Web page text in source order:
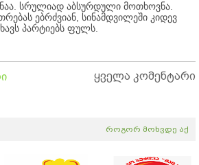
სრულიად აბსურდული მოთხოვნა.
ებრძვიან, სინამდვილეში კიდევ
პარტიებს ფულს.
ყველა კომენტარი
როგორ მოხვდე აქ